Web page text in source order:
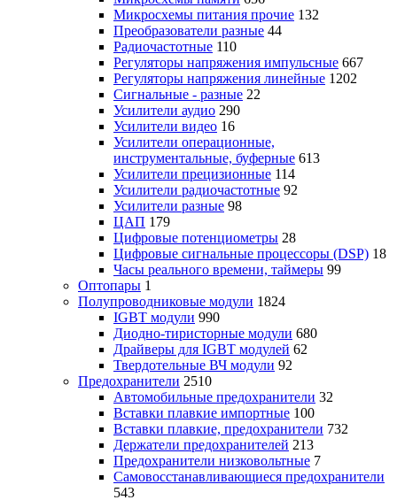
Микросхемы питания прочие 132
Преобразователи разные 44
Радиочастотные 110
Регуляторы напряжения импульсные 667
Регуляторы напряжения линейные 1202
Сигнальные - разные 22
Усилители аудио 290
Усилители видео 16
Усилители операционные,
инструментальные, буферные 613
Усилители прецизионные 114
Усилители радиочастотные 92
Усилители разные 98
ЦАП 179
Цифровые потенциометры 28
Цифровые сигнальные процессоры (DSP) 18
Часы реального времени, таймеры 99
Оптопары 1
Полупроводниковые модули 1824
IGBT модули 990
Диодно-тиристорные модули 680
Драйверы для IGBT модулей 62
Твердотельные ВЧ модули 92
Предохранители 2510
Автомобильные предохранители 32
Вставки плавкие импортные 100
Вставки плавкие, предохранители 732
Держатели предохранителей 213
Предохранители низковольтные 7
Самовосстанавливающиеся предохранители
543